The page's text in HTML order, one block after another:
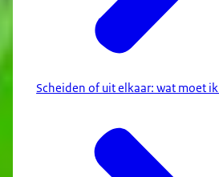
Scheiden of uit elkaar: wat moet